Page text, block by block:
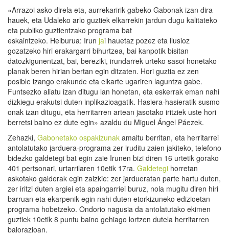
«Arrazoi asko direla eta, aurrekaririk gabeko Gabonak izan dira
hauek, eta Udaleko arlo guztiek elkarrekin jardun dugu kalitateko
eta publiko guztientzako programa bat
eskaintzeko. Helburua: Irun jai hauetaz pozez eta ilusioz
gozatzeko hiri erakargarri bihurtzea, bai kanpotik bisitan
datozkigunentzat, bai, bereziki, irundarrek urteko sasoi honetako
planak beren hirian bertan egin ditzaten. Hori guztia ez zen
posible izango erakunde eta elkarte ugariren laguntza gabe.
Funtsezko aliatu izan ditugu lan honetan, eta eskerrak eman nahi
dizkiegu erakutsi duten inplikazioagatik. Hasiera-hasieratik susmo
onak izan ditugu, eta herritarren artean jasotako iritziek uste hori
berretsi baino ez dute egin» azaldu du Miguel Ángel Páezek.
Zehazki, Gabonetako ospakizunak amaitu berritan, eta herritarrei
antolatutako jarduera-programa zer iruditu zaien jakiteko, telefono
bidezko galdetegi bat egin zaie Irunen bizi diren 16 urtetik gorako
401 pertsonari, urtarrilaren 10etik 17ra. Galdetegi horretan
askotako galderak egin zaizkie: zer jardueratan parte hartu duten,
zer iritzi duten argiei eta apaingarriei buruz, nola mugitu diren hiri
barruan eta ekarpenik egin nahi duten etorkizuneko edizioetan
programa hobetzeko. Ondorio nagusia da antolatutako ekimen
guztiek 10etik 8 puntu baino gehiago lortzen dutela herritarren
balorazioan.